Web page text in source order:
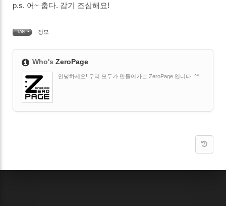
p.s. 어~ 춥다. 감기 조심해요!
TAG • 정모
Who's ZeroPage
안녕하세요! 우리 모두가 만들어가는 ZeroPage 입니다. ^^